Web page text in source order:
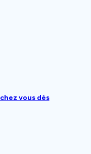
chez vous dès